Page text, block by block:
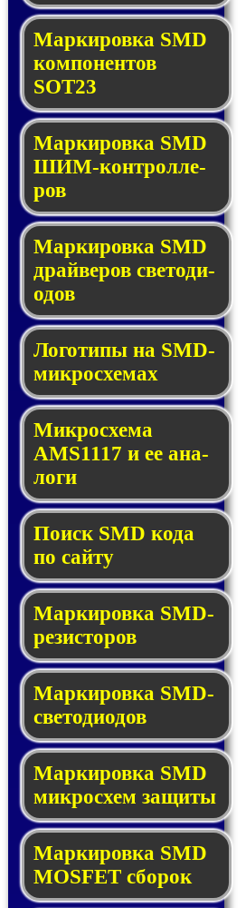
Маркировка SMD
ком­по­нен­тов
SOT23
Маркировка SMD
ШИМ-кон­трол­ле­
ров
Маркировка SMD
драй­ве­ров све­то­ди­
о­дов
Логотипы на SMD-
мик­ро­схе­мах
Микросхема
AMS1117 и ее ана­
ло­ги
Поиск SMD ко­да
по сай­ту
Маркировка SMD-
ре­зис­то­ров
Маркировка SMD-
све­то­дио­дов
Мар­ки­ров­ка SMD
мик­рос­хем защиты
Мар­ки­ров­ка SMD
MOSFET сбо­рок